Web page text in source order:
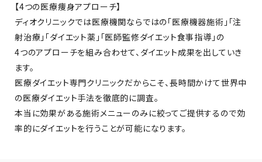
【4つの医療痩身アプローチ】
ディオクリニックでは医療機関ならではの「医療機器施術」「注
射治療」「ダイエット薬」「医師監修ダイエット食事指導」の
4つのアプローチを組み合わせて、ダイエット成果を出していき
ます。
医療ダイエット専門クリニックだからこそ、長時間かけて世界中
の医療ダイエット手法を徹底的に調査。
本当に効果がある施術メニューのみに絞ってご提供するので効
率的にダイエットを行うことが可能になります。